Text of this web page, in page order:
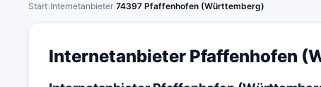
Start›Internetanbieter›74397 Pfaffenhofen (Württemberg)
Internetanbieter Pfaffenhofen